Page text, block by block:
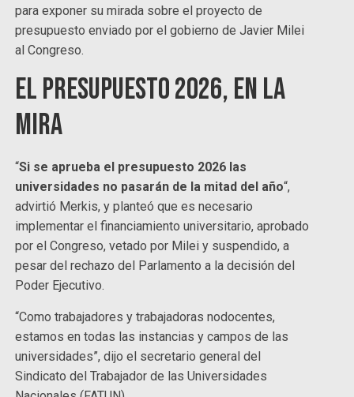
para exponer su mirada sobre el proyecto de
presupuesto enviado por el gobierno de Javier Milei
al Congreso.
El Presupuesto 2026, en la
mira
“Si se aprueba el presupuesto 2026 las
universidades no pasarán de la mitad del año“,
advirtió Merkis, y planteó que es necesario
implementar el financiamiento universitario, aprobado
por el Congreso, vetado por Milei y suspendido, a
pesar del rechazo del Parlamento a la decisión del
Poder Ejecutivo.
“Como trabajadores y trabajadoras nodocentes,
estamos en todas las instancias y campos de las
universidades”, dijo el secretario general del
Sindicato del Trabajador de las Universidades